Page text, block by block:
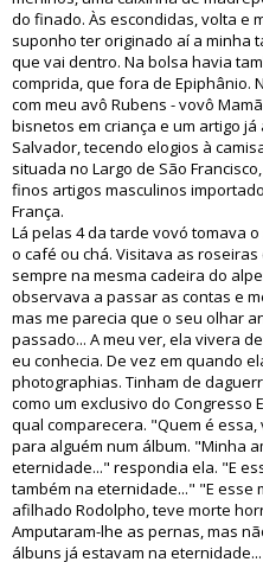
do finado. Às escondidas, volta e
suponho ter originado aí a minha
que vai dentro. Na bolsa havia
comprida, que fora de Epiphânio.
com meu avô Rubens - vovô
bisnetos em criança e um artigo
Salvador, tecendo elogios à
situada no Largo de São
finos artigos masculinos
França.
Lá pelas 4 da tarde vovó tomava
o café ou chá. Visitava as
sempre na mesma cadeira do
observava a passar as contas e
mas me parecia que o seu olhar
passado... A meu ver, ela vivera
eu conhecia. De vez em quando
photographias. Tinham de
como um exclusivo do Congresso
qual comparecera. "Quem é
para alguém num álbum. "Minha
eternidade..." respondia ela. "E
também na eternidade..." "E esse
afilhado Rodolpho, teve morte
Amputaram-lhe as pernas, mas
álbuns já estavam na